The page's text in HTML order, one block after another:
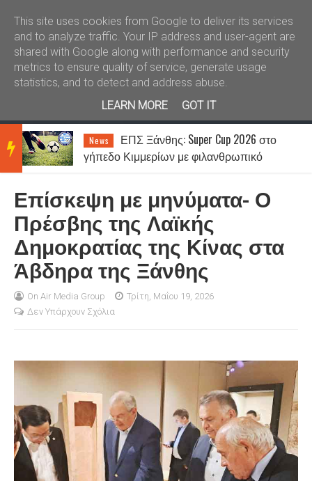
Καλώς ήλθατε Kral News
BRE
AKIN
NEW
News
ΕΠΣ Ξάνθης: Super Cup 2026 στο
γήπεδο Κιμμερίων με φιλανθρωπικό
Επίσκεψη με μηνύματα- Ο
Πρέσβης της Λαϊκής
Δημοκρατίας της Κίνας στα
Άβδηρα της Ξάνθης
On Air Media Group
Τρίτη, Μαΐου 19, 2026
Δεν Υπάρχουν Σχόλια
This site uses cookies from Google to deliver its services
and to analyze traffic. Your IP address and user-agent are
shared with Google along with performance and security
metrics to ensure quality of service, generate usage
statistics, and to detect and address abuse.
LEARN MORE
GOT IT